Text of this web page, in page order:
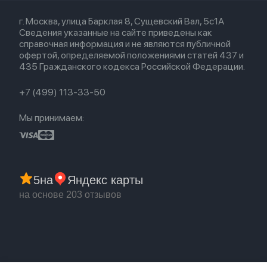
Airpods 2
Airpods (1-е)
Для Apple Watch
Политика конфиденциальности
Оплата и доставка
Партнерская программа
Гарантия
Обмен и возврат
Trade-in
Новые поступления
Популярное
Акции
г. Москва, улица Барклая 8, Сущевский Вал, 5с1А
Сведения указанные на сайте приведены как
справочная информация и не являются публичной
офертой, определяемой положениями статей 437 и
435 Гражданского кодекса Российской Федерации.
+7 (499) 113-33-50
Мы принимаем:
5на Яндекс карты
на основе 203 отзывов